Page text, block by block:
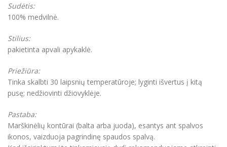
Sudėtis:
100% medvilnė.
Stilius:
pakietinta apvali apykaklė.
Priežiūra:
Tinka skalbti 30 laipsnių temperatūroje; lyginti išvertus į kitą
pusę; nedžiovinti džiovyklėje.
Pastaba:
Marškinėlių kontūrai (balta arba juoda), esantys ant spalvos
ikonos, vaizduoja pagrindinę spaudos spalvą.